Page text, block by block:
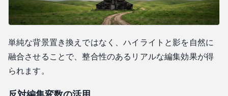
単純な背景置き換えではなく、ハイライトと影を自然に
融合させることで、整合性のあるリアルな編集効果が得
られます。